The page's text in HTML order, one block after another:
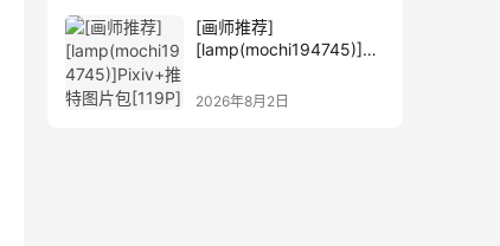
[画师推荐]
[lamp(mochi194745)]Pi
2026年8月2日